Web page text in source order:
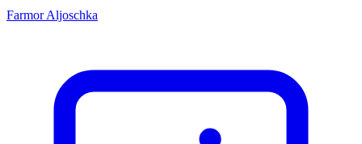
Farmor Aljoschka